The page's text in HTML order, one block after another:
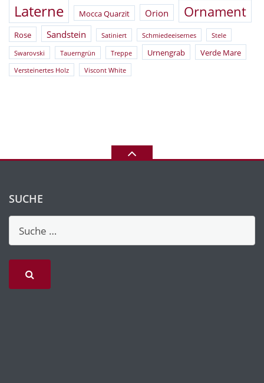
Laterne Mocca Quarzit Orion Ornament
Rose Sandstein Satiniert Schmiedeeisernes Stele
Swarovski Tauerngrün Treppe Urnengrab Verde Mare
Versteinertes Holz Viscont White
SUCHE